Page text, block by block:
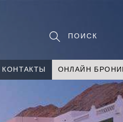
КОНТАКТЫ ОНЛАЙН